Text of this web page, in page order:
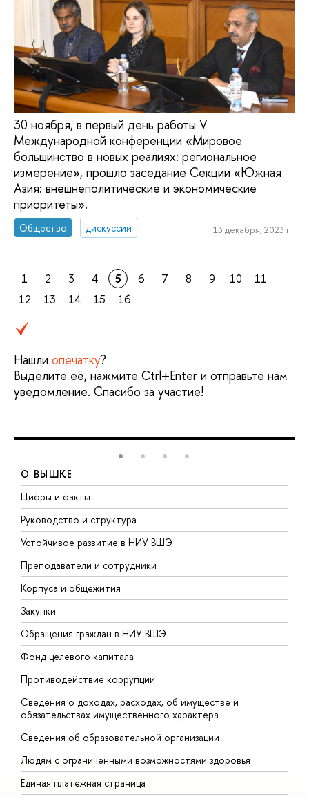
30 ноября, в первый день работы V
Международной конференции «Мировое
большинство в новых реалиях: региональное
измерение», прошло заседание Секции «Южная
Азия: внешнеполитические и экономические
приоритеты».
Общество дискуссии 13 декабря, 2023 г.
1 2 3 4 5 6 7 8 9 10
11
12
13 14 15 16
Нашли опечатку?
Выделите её, нажмите Ctrl+Enter и отправьте нам
уведомление. Спасибо за участие!
О ВЫШКЕ
Цифры и факты
Руководство и структура
Устойчивое развитие в НИУ ВШЭ
Преподаватели и сотрудники
Корпуса и общежития
Закупки
Обращения граждан в НИУ ВШЭ
Фонд целевого капитала
Противодействие коррупции
Сведения о доходах, расходах, об имуществе и
обязательствах имущественного характера
Сведения об образовательной организации
Людям с ограниченными возможностями здоровья
Единая платежная страница